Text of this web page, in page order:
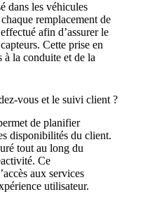
dans les véhicules
remplacement de
afin d’assurer le
Cette prise en
à la conduite et de la
vous et le suivi client ?
de planifier
disponibilités du client.
tout au long du
Ce
aux services
utilisateur.